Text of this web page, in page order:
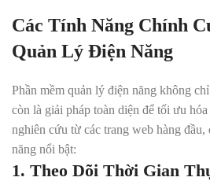
Các Tính Năng Chính
Quản Lý Điện Năng
Phần mềm quản lý điện năng không
còn là giải pháp toàn diện để tối ưu
nghiên cứu từ các trang web hàng
năng nổi bật:
1. Theo Dõi Thời Gian